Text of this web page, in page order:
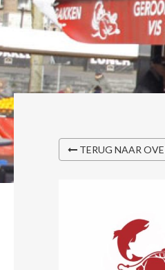
TERUG NAAR